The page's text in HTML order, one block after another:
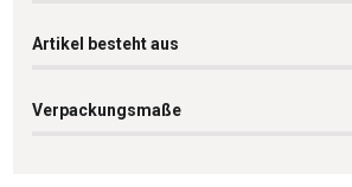
Artikel besteht aus
Verpackungsmaße